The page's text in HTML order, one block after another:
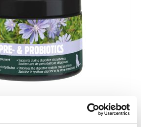
Pre- & Probiotics 200 g